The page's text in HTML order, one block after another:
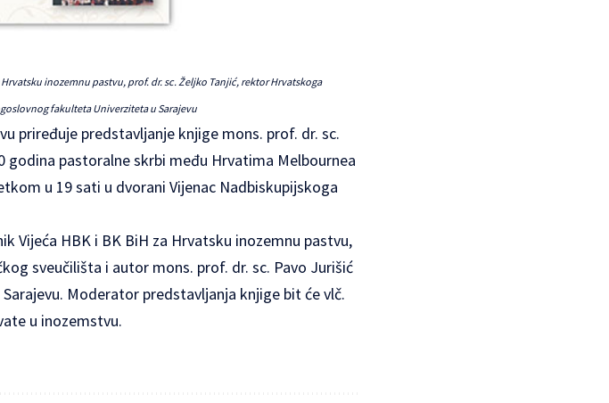
inozemnu pastvu, prof. dr. sc. Željko Tanjić, rektor Hrvatskoga
fakulteta Univerziteta u Sarajevu
priređuje predstavljanje knjige mons. prof. dr. sc.
godina pastoralne skrbi među Hrvatima Melbournea
u 19 sati u dvorani Vijenac Nadbiskupijskoga
Vijeća HBK i BK BiH za Hrvatsku inozemnu pastvu,
sveučilišta i autor mons. prof. dr. sc. Pavo Jurišić
Moderator predstavljanja knjige bit će vlč.
u inozemstvu.